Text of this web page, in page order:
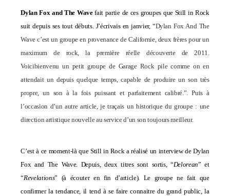
Dylan Fox and The Wavefait partie de ces groupes que Still in Rock
suit depuis ses tout débuts. J’écrivais en janvier, “Dylan Fox And The
Wavec’est un groupe en provenance de Californie, deux frères pour un
maximum de rock, la première réelle découverte de 2011.
Voicibienvenu un petit groupe de Garage Rock pile comme on en
attendait un depuis quelque temps, capable de produire un son très
propre, un son à la fois puissant et parfaitement calibré.”. Puis à
l’occasion d’un autre article, je traçais un historique du groupe : une
direction artistique nouvelle au service d’un son toujours meilleur.
C’est à ce moment-là que Still in Rock a réalisé un interview de Dylan
Fox and The Wave. Depuis, deux titres sont sortis, “Delorean” et
“Revelations” (à écouter en fin d’article). Le groupe ne fait que
confirmer la tendance, il tend à se faire connaitre du grand public, la